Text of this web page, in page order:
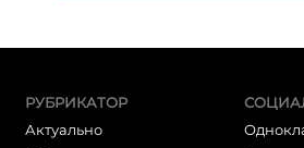
РУБРИКАТОР
Актуально